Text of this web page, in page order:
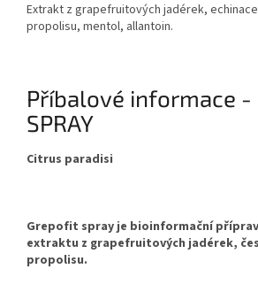
Extrakt z grapefruitových jadérek,
propolisu, mentol, allantoin.
Příbalové informace -
SPRAY
Citrus paradisi
Grepofit spray je bioinformační
extraktu z grapefruitových jadérek,
propolisu.